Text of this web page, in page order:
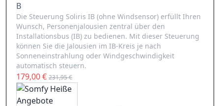
B
Die Steuerung Soliris IB (ohne Windsensor) erfüllt Ihren
Wunsch, Personenjalousien zentral über den
Installationsbus (IB) zu bedienen. Mit dieser Steuerung
können Sie die Jalousien im IB-Kreis je nach
Sonneneinstrahlung oder Windgeschwindigkeit
automatisch steuern.
179,00 € 231,95 €